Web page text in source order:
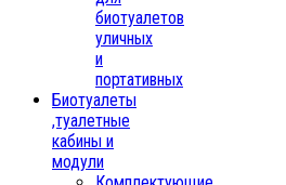
биотуалетов
уличных
и
портативных
Биотуалеты
,туалетные
кабины и
модули